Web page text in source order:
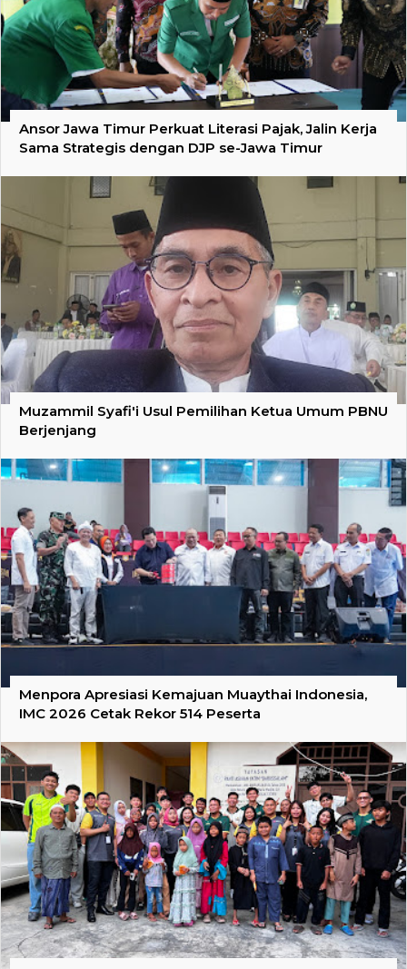
Ansor Jawa Timur Perkuat Literasi Pajak, Jalin Kerja
Sama Strategis dengan DJP se-Jawa Timur
Muzammil Syafi'i Usul Pemilihan Ketua Umum PBNU
Berjenjang
Menpora Apresiasi Kemajuan Muaythai Indonesia,
IMC 2026 Cetak Rekor 514 Peserta